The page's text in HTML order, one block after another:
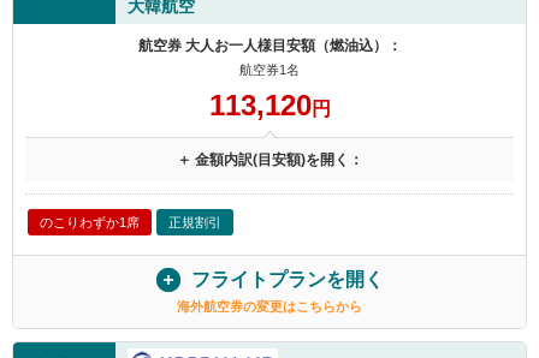
大韓航空
航空券 大人お一人様目安額（燃油込）：
航空券1名
113,120円
＋ 金額内訳(目安額)を開く：
のこりわずか1席 正規割引
フライトプランを開く
海外航空券の変更はこちらから